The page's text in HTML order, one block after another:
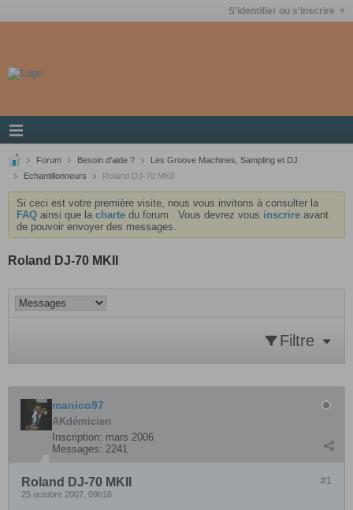
S'identifier ou s'inscrire
Forum Besoin d'aide ?
Les Groove Machines, Sampling et DJ
Echantillonneurs
Roland DJ-70 MKII
Si ceci est votre première visite, nous vous invitons à consulter la
FAQ ainsi que la charte du forum . Vous devrez vous inscrire avant
de pouvoir envoyer des messages.
Roland DJ-70 MKII
Filtre
manico97
AKdémicien
Inscription: mars 2006
Messages: 2241
#1
Roland DJ-70 MKII
25 octobre 2007, 09h16